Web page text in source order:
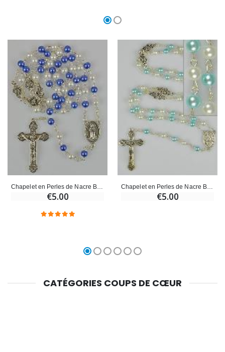
Chapelet en Perles de Nacre Bleue et Blanche
€5.00
Chapelet en Perles de Nacre Bleue et Blanche
€5.00
CATÉGORIES COUPS DE CŒUR